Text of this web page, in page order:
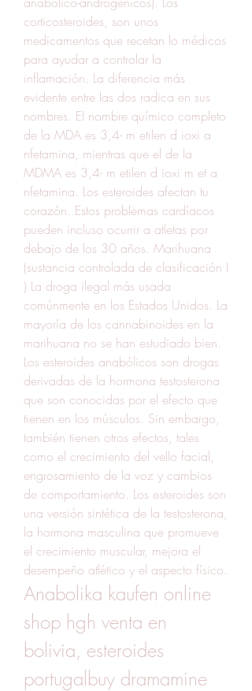
corticosteroides, son unos
medicamentos que recetan lo médicos
para ayudar a controlar la
inflamación. La diferencia más
evidente entre las dos radica en sus
nombres. El nombre químico completo
de la MDA es 3,4- m etilen d ioxi a
nfetamina, mientras que el de la
MDMA es 3,4- m etilen d ioxi m et a
nfetamina. Los esteroides afectan tu
corazón. Estos problemas cardíacos
pueden incluso ocurrir a atletas por
debajo de los 30 años. Marihuana
(sustancia controlada de clasificación I
) La droga ilegal más usada
comúnmente en los Estados Unidos. La
mayoría de los cannabinoides en la
marihuana no se han estudiado bien.
Los esteroides anabólicos son drogas
derivadas de la hormona testosterona
que son conocidas por el efecto que
tienen en los músculos. Sin embargo,
también tienen otros efectos, tales
como el crecimiento del vello facial,
engrosamiento de la voz y cambios
de comportamiento. Los esteroides son
una versión sintética de la testosterona,
la hormona masculina que promueve
el crecimiento muscular, mejora el
Anabolika kaufen online
shop hgh venta en
bolivia, esteroides
portugalbuy dramamine